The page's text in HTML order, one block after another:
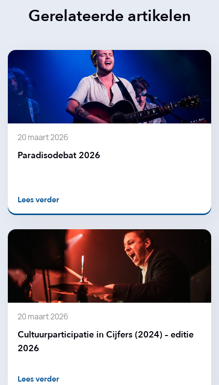
Gerelateerde artikelen
20 maart 2026
Paradisodebat 2026
Lees verder
20 maart 2026
Cultuurparticipatie in Cijfers (2024) – editie
2026
Lees verder